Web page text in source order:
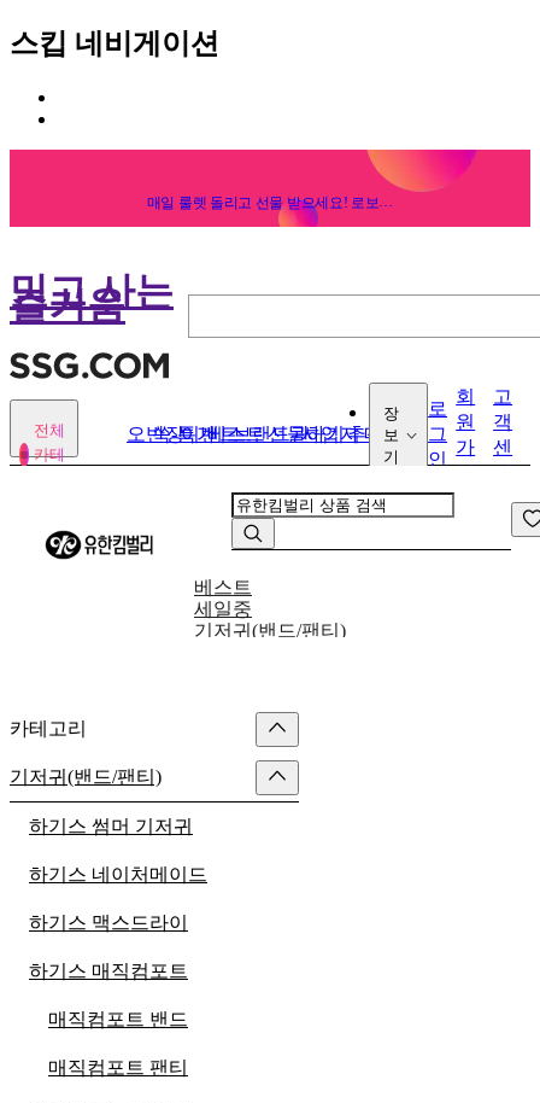
스킵 네비게이션
고
뉴
로
가
기
문
가
매일 룰렛 돌리고 선물 받으세요! 로보락
S10 득템 찬스!
믿고 사는
즐거움
전체
카테
오반장
쓱-특가
이벤트
베스트
브랜드관
선물하기
사업자 매장
추석
장
보
기
로
그
인
회
원
가
입
고
객
센
터
베스트
세일중
기저귀(밴드/팬티)
출산/유아용품
성인기저귀/패드
카테고리
기저귀(밴드/팬티)
하기스 썸머 기저귀
하기스 네이처메이드
하기스 맥스드라이
하기스 매직컴포트
매직컴포트 밴드
매직컴포트 팬티